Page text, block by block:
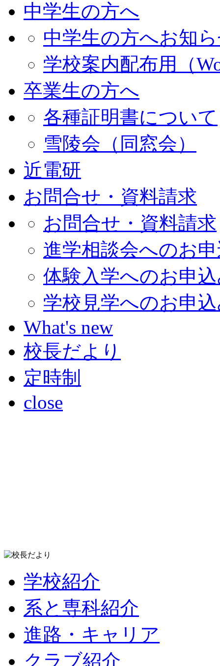
中学生の方へ
中学生の方へお知
学校案内配布用（
卒業生の方へ
各種証明書について
雪陵会（同窓会）
近電研
お問合せ・資料請求
お問合せ・資料請求
進学相談会へのお
体験入学へのお申
学校見学へのお申
What's new
校長だより
定時制
close
学校紹介
系と専科紹介
進路・キャリア
クラブ紹介